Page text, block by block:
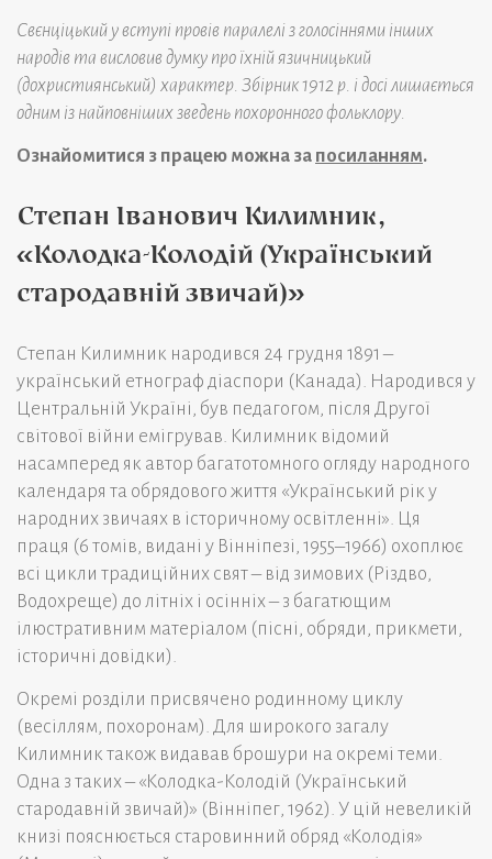
Свєнціцький у вступі провів паралелі з голосіннями інших
народів та висловив думку про їхній язичницький
(дохристиянський) характер. Збірник 1912 р. і досі лишається
одним із найповніших зведень похоронного фольклору.
Ознайомитися з працею можна за посиланням.
Степан Іванович Килимник,
«Колодка-Колодій (Український
стародавній звичай)»
Степан Килимник народився 24 грудня 1891 –
український етнограф діаспори (Канада). Народився у
Центральній Україні, був педагогом, після Другої
світової війни емігрував. Килимник відомий
насамперед як автор багатотомного огляду народного
календаря та обрядового життя «Український рік у
народних звичаях в історичному освітленні». Ця
праця (6 томів, видані у Вінніпезі, 1955–1966) охоплює
всі цикли традиційних свят – від зимових (Різдво,
Водохреще) до літніх і осінніх – з багатющим
ілюстративним матеріалом (пісні, обряди, прикмети,
історичні довідки).
Окремі розділи присвячено родинному циклу
(весіллям, похоронам). Для широкого загалу
Килимник також видавав брошури на окремі теми.
Одна з таких – «Колодка-Колодій (Український
стародавній звичай)» (Вінніпег, 1962). У цій невеликій
книзі пояснюється старовинний обряд «Колодія»